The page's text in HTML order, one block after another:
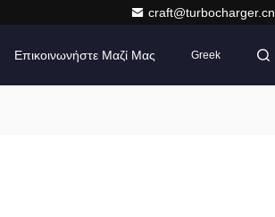
craft@turbocharger.cn
Επικοινωνήστε Μαζί Μας Greek